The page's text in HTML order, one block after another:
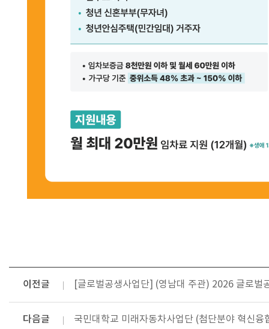
이전글 [글로벌공생사업단] (영남대 주관) 2026 글로
다음글 국민대학교 미래자동차사업단 (첨단분야 혁신